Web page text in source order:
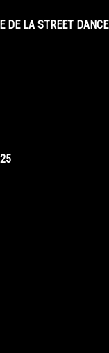
DE LA STREET DANCE